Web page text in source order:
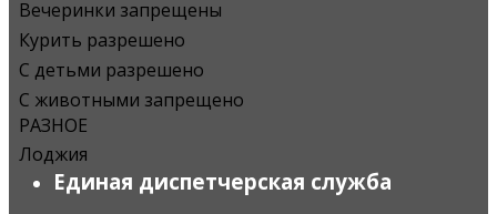
Вечеринки запрещены
Курить разрешено
С детьми разрешено
С животными запрещено
РАЗНОЕ
Лоджия
Единая диспетчерская служба